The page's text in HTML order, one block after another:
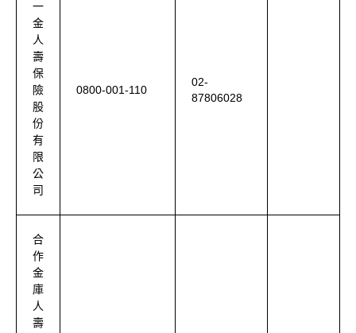
一
金
人
壽
保
險
股
份
有
限
公
司
0800-001-110
02-
87806028
合
作
金
庫
人
壽